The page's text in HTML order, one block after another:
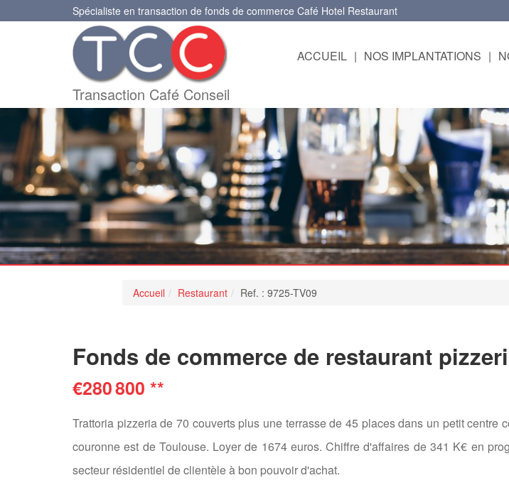
Spécialiste en transaction de fonds de commerce Café Hotel Restaurant
Transaction Café Conseil
ACCUEIL | NOS IMPLANTATIONS |
Accueil Restaurant Ref. : 9725-TV09
Fonds de commerce de restaurant
€280 800 **
Trattoria pizzeria de 70 couverts plus une terrasse de 45 places dans un petit centre
couronne est de Toulouse. Loyer de 1674 euros. Chiffre d'affaires de 341 K€ en
secteur résidentiel de clientèle à bon pouvoir d'achat.